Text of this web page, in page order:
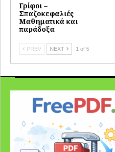
Γρίφοι –
Σπαζοκεφαλιές
Μαθηματικά και
παράδοξα
PREV NEXT 1 of 5